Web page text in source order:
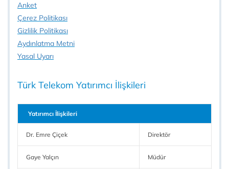
Anket
Çerez Politikası
Gizlilik Politikası
Aydınlatma Metni
Yasal Uyarı
Türk Telekom Yatırımcı İlişkileri
Yatırımcı İlişkileri
Dr. Emre Çiçek Direktör
Gaye Yalçın Müdür